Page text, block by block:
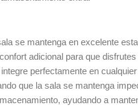
se mantenga en excelente
adicional para que
perfectamente en
que la sala se mantenga
ayudando a